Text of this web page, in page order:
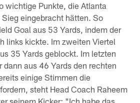
wichtige Punkte, die Atlanta
eingebracht hätten. So
Goal aus 53 Yards, indem der
links kickte. Im zweiten Viertel
35 Yards geblockt. Im letzten
dann aus 46 Yards den rechten
einige Stimmen die
steht Head Coach Raheem